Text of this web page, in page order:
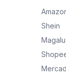
Shein
Magalu